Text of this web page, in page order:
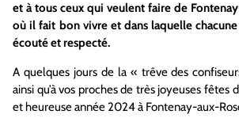
et à tous ceux qui veulent faire de
où il fait bon vivre et dans laquelle
écouté et respecté.
A quelques jours de la « trêve des
ainsi qu’à vos proches de très joyeuses fêtes
et heureuse année 2024 à Fontenay-aux-